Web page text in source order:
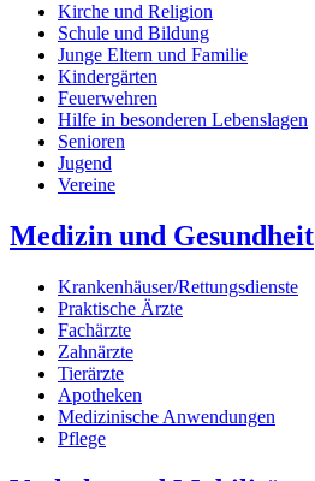
Kirche und Religion
Schule und Bildung
Junge Eltern und Familie
Kindergärten
Feuerwehren
Hilfe in besonderen Lebenslagen
Senioren
Jugend
Vereine
Medizin und Gesundheit
Krankenhäuser/Rettungsdienste
Praktische Ärzte
Fachärzte
Zahnärzte
Tierärzte
Apotheken
Medizinische Anwendungen
Pflege